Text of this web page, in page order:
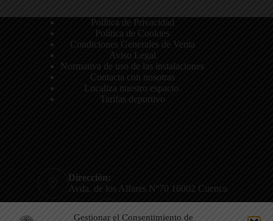
Gestionar el Consentimiento de
Política de Privacidad
Política de Cookies
Condiciones Generales de Venta
Aviso Legal
Normativa de uso de las instalaciones
Contacta con nosotras
Localiza nuestro espacio
Tarifas deportivo
Dirección:
Avda. de los Alfares Nº70 16002 Cuenca
722 801 807